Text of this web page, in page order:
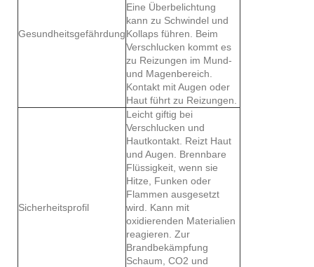
Gesundheitsgefährdung
Eine Überbelichtung
kann zu Schwindel und
Kollaps führen. Beim
Verschlucken kommt es
zu Reizungen im Mund-
und Magenbereich.
Kontakt mit Augen oder
Haut führt zu Reizungen.
Sicherheitsprofil
Leicht giftig bei
Verschlucken und
Hautkontakt. Reizt Haut
und Augen. Brennbare
Flüssigkeit, wenn sie
Hitze, Funken oder
Flammen ausgesetzt
wird. Kann mit
oxidierenden Materialien
reagieren. Zur
Brandbekämpfung
Schaum, CO2 und